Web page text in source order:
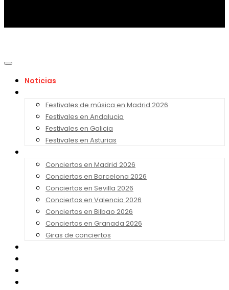
Noticias
Festivales de música en Madrid 2026
Festivales en Andalucia
Festivales en Galicia
Festivales en Asturias
Conciertos en Madrid 2026
Conciertos en Barcelona 2026
Conciertos en Sevilla 2026
Conciertos en Valencia 2026
Conciertos en Bilbao 2026
Conciertos en Granada 2026
Giras de conciertos